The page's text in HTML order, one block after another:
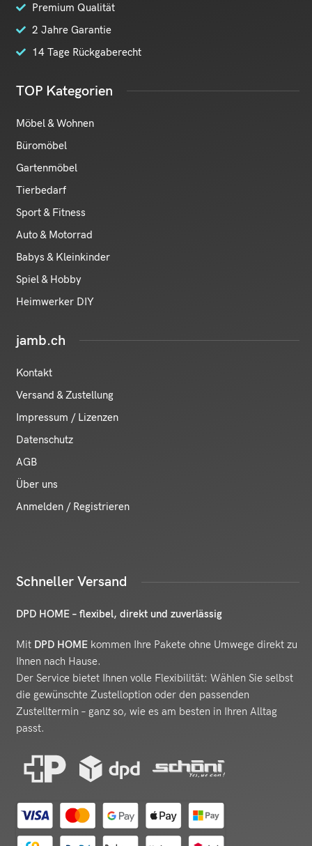
Premium Qualität
2 Jahre Garantie
14 Tage Rückgaberecht
TOP Kategorien
Möbel & Wohnen
Büromöbel
Gartenmöbel
Tierbedarf
Sport & Fitness
Auto & Motorrad
Babys & Kleinkinder
Spiel & Hobby
Heimwerker DIY
jamb.ch
Kontakt
Versand & Zustellung
Impressum / Lizenzen
Datenschutz
AGB
Über uns
Anmelden / Registrieren
Schneller Versand
DPD HOME – flexibel, direkt und zuverlässig
Mit DPD HOME kommen Ihre Pakete ohne Umwege direkt zu
Ihnen nach Hause.
Der Service bietet Ihnen volle Flexibilität: Wählen Sie selbst
die gewünschte Zustelloption oder den passenden
Zustelltermin – ganz so, wie es am besten in Ihren Alltag
passt.